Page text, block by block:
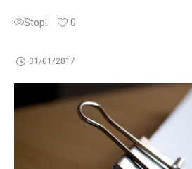
Stop! 0
31/01/2017